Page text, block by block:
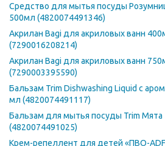
Средство для мытья посуды
500мл (4820074491346)
Акрилан Bagi для акриловых ванн
(7290016208214)
Акрилан Bagi для акриловых ванн
(7290003395590)
Бальзам Trim Dishwashing Liquid с
мл (4820074491117)
Бальзам для мытья посуды Trim Мята
(4820074491025)
Крем-репеллент для детей «ПВО-